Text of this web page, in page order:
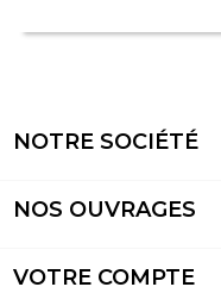
NOTRE SOCIÉTÉ
NOS OUVRAGES
VOTRE COMPTE